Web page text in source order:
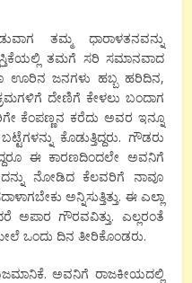
ತಮ್ಮ ಧಾರಾಳತನವನ್ನು
ತಮಗೆ ಸರಿ ಸಮಾನವಾದ
ಊರಿನ ಜನಗಳು ಹಬ್ಬ ಹರಿದಿನ,
ದೇಣಿಗೆ ಕೇಳಲು ಬಂದಾಗ
ಕೆಂಪಣ್ಣನ ಕರೆದು ಅವರ ಇನ್ನೂ
ಕೊಡುತ್ತಿದ್ದರು. ಗೌಡರು
ಈ ಕಾರಣದಿಂದಲೇ ಅವನಿಗೆ
ನೋಡಿದ ಕೆಲವರಿಗೆ ನಾವೂ
ಅನ್ನಿಸುತ್ತಿತ್ತು. ಈ ಎಲ್ಲಾ
ಗೌರವವಿತ್ತು. ಎಲ್ಲರಂತೆ
ಒಂದು ದಿನ ತೀರಿಕೊಂಡರು.
ಅವನಿಗೆ ರಾಜಕೀಯದಲ್ಲಿ